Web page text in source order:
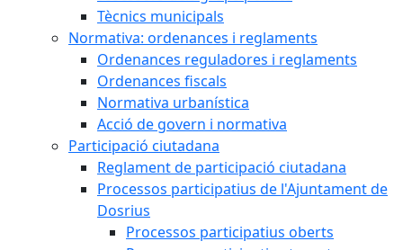
Tècnics municipals
Normativa: ordenances i reglaments
Ordenances reguladores i reglaments
Ordenances fiscals
Normativa urbanística
Acció de govern i normativa
Participació ciutadana
Reglament de participació ciutadana
Processos participatius de l'Ajuntament de
Dosrius
Processos participatius oberts